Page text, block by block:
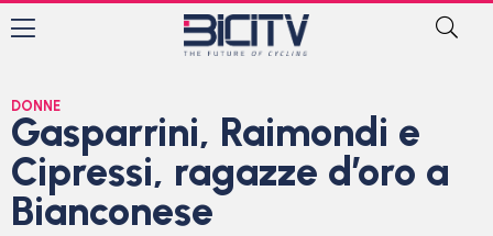
DONNE
Gasparrini, Raimondi e
Cipressi, ragazze d’oro a
Bianconese